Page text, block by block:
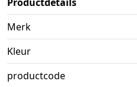
Merk
Kleur
productcode